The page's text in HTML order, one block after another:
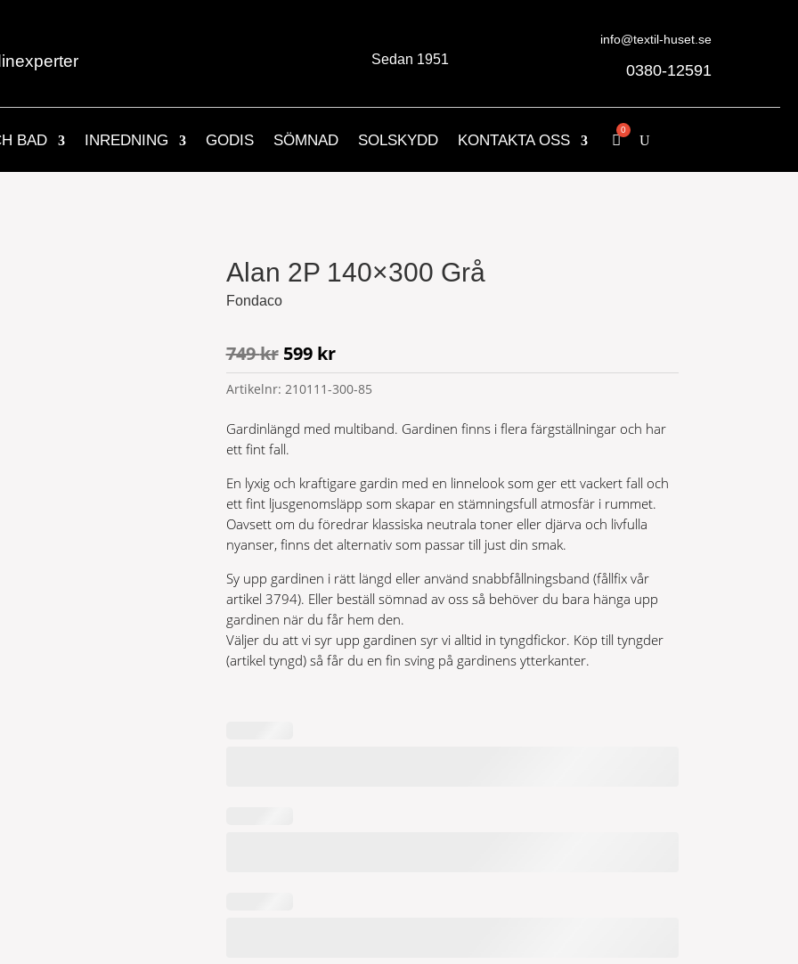
Sedan 1951
info@textil-huset.se
0380-12591
BAD INREDNING GODIS SÖMNAD SOLSKYDD KONTAKTA OSS
Alan 2P 140×300 Grå
Fondaco
749kr Det
ursprungliga
priset
749 kr.
599 krDet
nuvarande
priset
599 kr.
Artikelnr: 210111-300-85
Gardinlängd med multiband. Gardinen finns i flera färgställningar och har
ett fint fall.
En lyxig och kraftigare gardin med en linnelook som ger ett vackert fall och
ett fint ljusgenomsläpp som skapar en stämningsfull atmosfär i rummet.
Oavsett om du föredrar klassiska neutrala toner eller djärva och livfulla
nyanser, finns det alternativ som passar till just din smak.
Sy upp gardinen i rätt längd eller använd snabbfållningsband (fållfix vår
artikel 3794). Eller beställ sömnad av oss så behöver du bara hänga upp
gardinen när du får hem den.
Väljer du att vi syr upp gardinen syr vi alltid in tyngdfickor. Köp till tyngder
(artikel tyngd) så får du en fin sving på gardinens ytterkanter.